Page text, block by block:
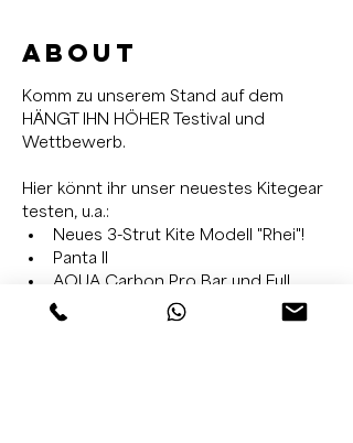
About
Komm zu unserem Stand auf dem
HÄNGT IHN HÖHER Testival und
Wettbewerb.
Hier könnt ihr unser neuestes Kitegear
testen, u.a.:
Neues 3-Strut Kite Modell "Rhei"!
Panta II
AOUA Carbon Pro Bar und Full
Carbon Bar
Das  ultraleichte Carbon Board